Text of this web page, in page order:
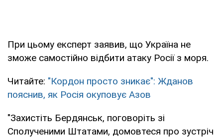
При цьому експерт заявив, що Україна не
зможе самостійно відбити атаку Росії з моря.
Читайте: "Кордон просто зникає": Жданов
пояснив, як Росія окуповує Азов
"Захистіть Бердянськ, поговоріть зі
Сполученими Штатами, домовтеся про зустріч